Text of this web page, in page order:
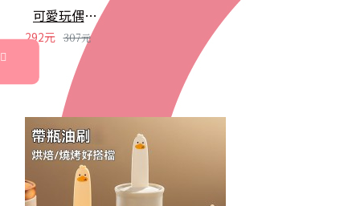
可愛玩偶創意花束 玫瑰花 賀卡 七夕 情人節 花束 畢業季 母親節 婚禮
292元 307元